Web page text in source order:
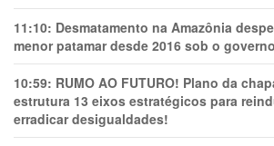
11:10: Desmatamento na Amazônia
menor patamar desde 2016 sob o
10:59: RUMO AO FUTURO! Plano da
estrutura 13 eixos estratégicos para
erradicar desigualdades!